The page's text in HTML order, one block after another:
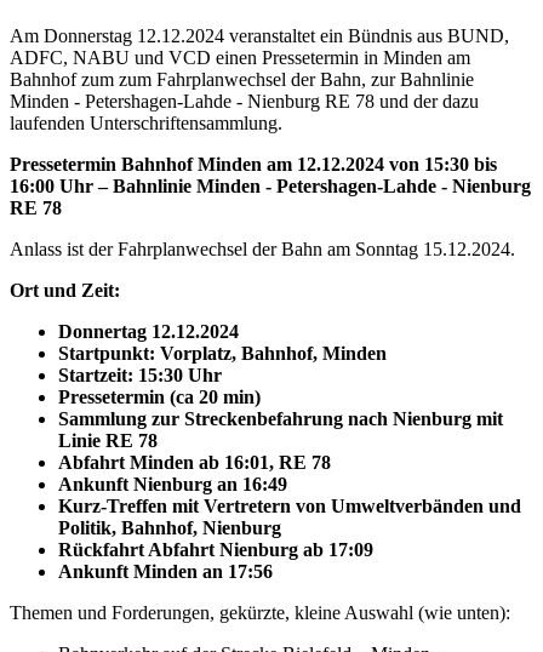
Am Donnerstag 12.12.2024 veranstaltet ein Bündnis aus BUND,
ADFC, NABU und VCD einen Pressetermin in Minden am
Bahnhof zum zum Fahrplanwechsel der Bahn, zur Bahnlinie
Minden - Petershagen-Lahde - Nienburg RE 78 und der dazu
laufenden Unterschriftensammlung.
Pressetermin Bahnhof Minden am 12.12.2024 von 15:30 bis
16:00 Uhr – Bahnlinie Minden - Petershagen-Lahde - Nienburg
RE 78
Anlass ist der Fahrplanwechsel der Bahn am Sonntag 15.12.2024.
Ort und Zeit:
Donnertag 12.12.2024
Startpunkt: Vorplatz, Bahnhof, Minden
Startzeit: 15:30 Uhr
Pressetermin (ca 20 min)
Sammlung zur Streckenbefahrung nach Nienburg mit
Linie RE 78
Abfahrt Minden ab 16:01, RE 78
Ankunft Nienburg an 16:49
Kurz-Treffen mit Vertretern von Umweltverbänden und
Politik, Bahnhof, Nienburg
Rückfahrt Abfahrt Nienburg ab 17:09
Ankunft Minden an 17:56
Themen und Forderungen, gekürzte, kleine Auswahl (wie unten):